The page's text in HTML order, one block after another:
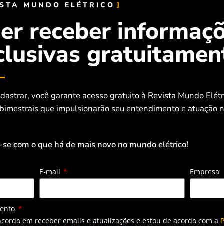
para os Perigos da Eletricidade (Abracopel),
por sobrecarga elétrica, com 14 mortes, em hospitais
os anos de 2019 e 2020, com 13 e 17 ocorrências,
acontecendo, é melhor prevenir do que remediar.
muitos deles essenciais à vida humana, é
e excelência.
energética tão alta e
ter nenhum tipo de problema, é
podem ser monitorados
uma manutenção
eletricista e CEO da Engerey,
painéis elétricos.
MUNDO ELÉTRICO
receber
você garante acesso gratuito à Revista Mundo
que impulsionarão seu entendimento e atuação
se com o que há de mais novo no mundo elétrico!
E-mail Empresa
em receber emails e atualizações e estou de acordo com a